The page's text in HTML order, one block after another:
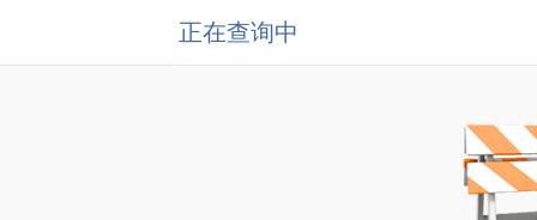
正在查询中